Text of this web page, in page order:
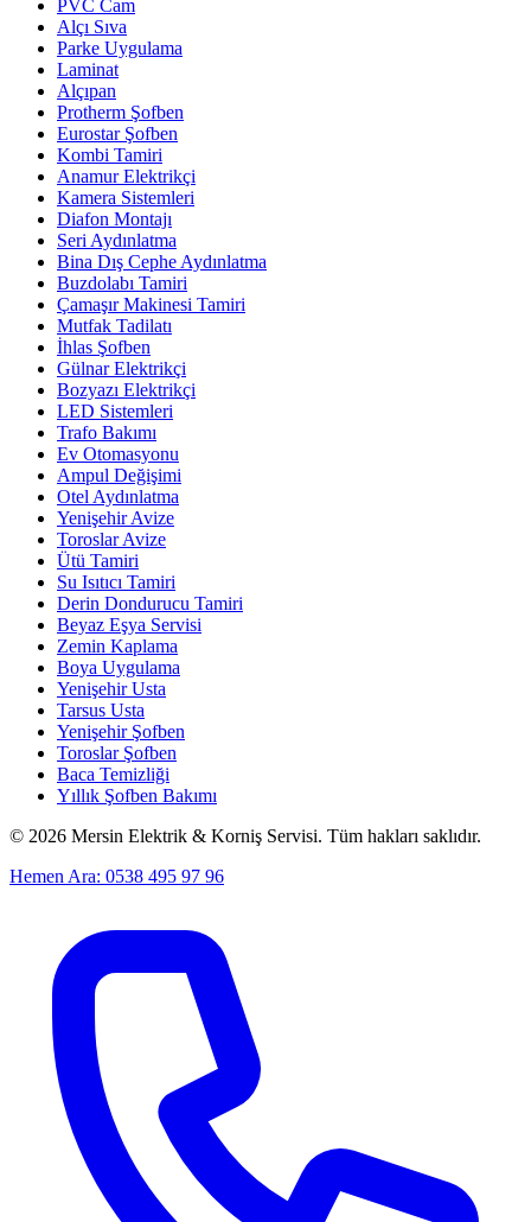
PVC Cam
Alçı Sıva
Parke Uygulama
Laminat
Alçıpan
Protherm Şofben
Eurostar Şofben
Kombi Tamiri
Anamur Elektrikçi
Kamera Sistemleri
Diafon Montajı
Seri Aydınlatma
Bina Dış Cephe Aydınlatma
Buzdolabı Tamiri
Çamaşır Makinesi Tamiri
Mutfak Tadilatı
İhlas Şofben
Gülnar Elektrikçi
Bozyazı Elektrikçi
LED Sistemleri
Trafo Bakımı
Ev Otomasyonu
Ampul Değişimi
Otel Aydınlatma
Yenişehir Avize
Toroslar Avize
Ütü Tamiri
Su Isıtıcı Tamiri
Derin Dondurucu Tamiri
Beyaz Eşya Servisi
Zemin Kaplama
Boya Uygulama
Yenişehir Usta
Tarsus Usta
Yenişehir Şofben
Toroslar Şofben
Baca Temizliği
Yıllık Şofben Bakımı
© 2026 Mersin Elektrik & Korniş Servisi. Tüm hakları saklıdır.
Hemen Ara: 0538 495 97 96